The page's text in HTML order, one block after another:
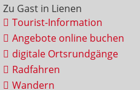
Zu Gast in Lienen
Tourist-Information
Angebote online buchen
digitale Ortsrundgänge
Radfahren
Wandern